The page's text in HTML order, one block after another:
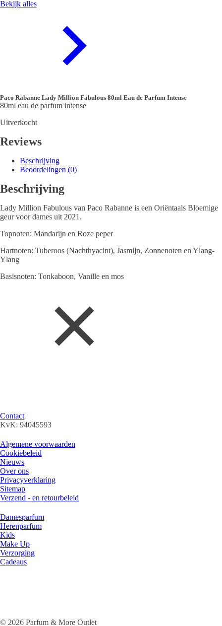
Bekijk alles
Paco Rabanne Lady Million Fabulous 80ml Eau de Parfum Intense
80ml eau de parfum intense
Uitverkocht
Reviews
Beschrijving
Beoordelingen (0)
Beschrijving
Lady Million Fabulous van Paco Rabanne is een Oriëntaals Bloemige
geur voor dames uit 2021.
Topnoten: Mandarijn en Roze peper
Hartnoten: Tuberoos (Nachthyacint), Jasmijn, Zonnenoten en Ylang-
Ylang
Basisnoten: Tonkaboon, Vanille en mos
Contact
KvK: 94045593
Algemene voorwaarden
Cookiebeleid
Nieuws
Over ons
Privacyverklaring
Sitemap
Verzend - en retourbeleid
Damesparfum
Herenparfum
Kids
Make Up
Verzorging
Cadeaus
© 2026 Parfum & More Outlet